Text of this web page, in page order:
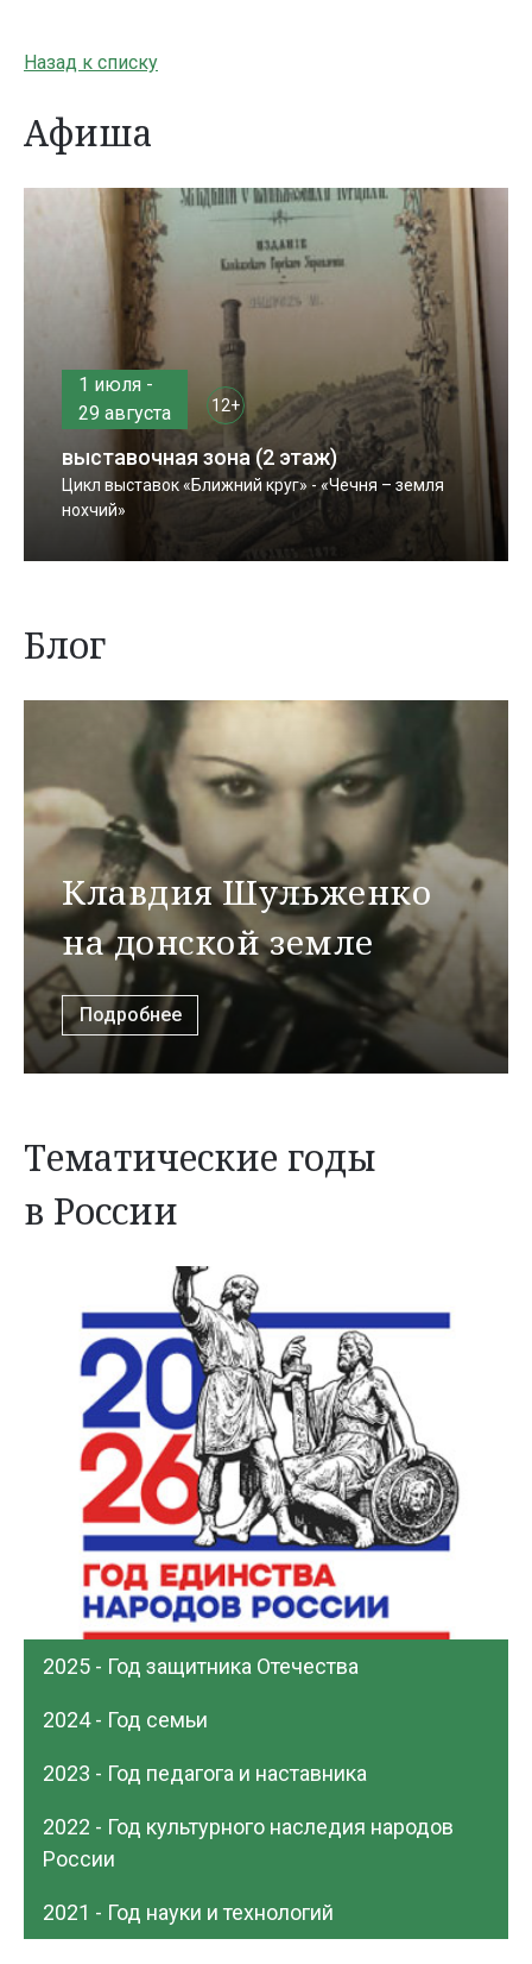
Назад к списку
Афиша
1 июля -
29 августа
12+
выставочная зона (2 этаж)
Цикл выставок «Ближний круг» - «Чечня – земля
нохчий»
Блог
Клавдия Шульженко
на донской земле
Подробнее
Тематические годы
в России
2025 - Год защитника Отечества
2024 - Год семьи
2023 - Год педагога и наставника
2022 - Год культурного наследия народов
России
2021 - Год науки и технологий